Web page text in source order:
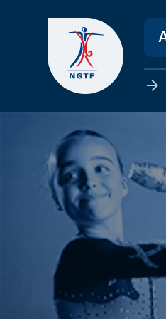
content
arrow_forward